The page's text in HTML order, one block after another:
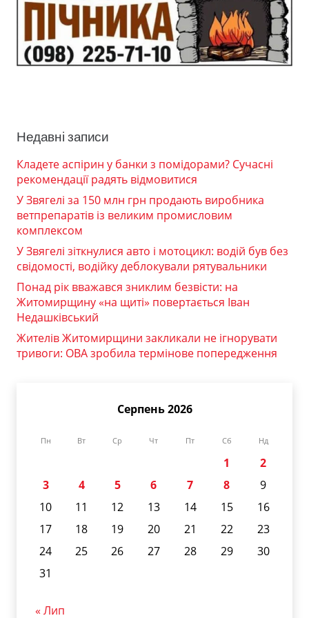
Недавні записи
Кладете аспірин у банки з помідорами? Сучасні
рекомендації радять відмовитися
У Звягелі за 150 млн грн продають виробника
ветпрепаратів із великим промисловим
комплексом
У Звягелі зіткнулися авто і мотоцикл: водій був без
свідомості, водійку деблокували рятувальники
Понад рік вважався зниклим безвісти: на
Житомирщину «на щиті» повертається Іван
Недашківський
Жителів Житомирщини закликали не ігнорувати
тривоги: ОВА зробила термінове попередження
Серпень 2026
Пн Вт Ср Чт Пт Сб Нд
1
2
3
4 5 6 7 8
9
10
11 12 13 14 15
16
17
18 19 20 21 22
23
24
25 26 27 28 29
30
31
« Лип